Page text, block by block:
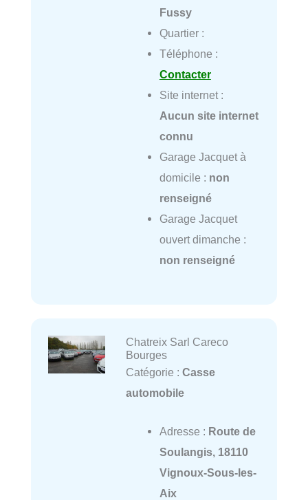
Fussy
Quartier :
Téléphone :
Contacter
Site internet :
Aucun site internet
connu
Garage Jacquet à
domicile : non
renseigné
Garage Jacquet
ouvert dimanche :
non renseigné
Chatreix Sarl Careco
Bourges
Catégorie : Casse
automobile
Adresse : Route de
Soulangis, 18110
Vignoux-Sous-les-
Aix